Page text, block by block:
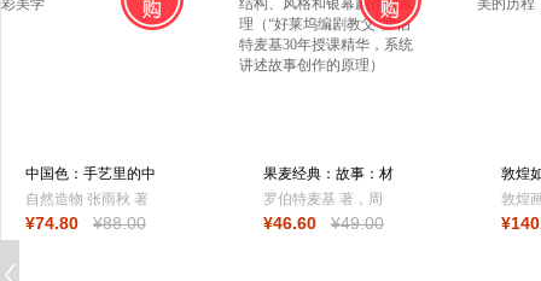
中国色：手艺里的中
国色彩美学
自然造物 张雨秋 著
¥74.80 ¥88.00
果麦经典：故事：材
质、结构、风格
罗伯特麦基 著，周
铁东 译，果麦文化
¥46.60 ¥49.00
敦煌
1600
敦煌
¥140